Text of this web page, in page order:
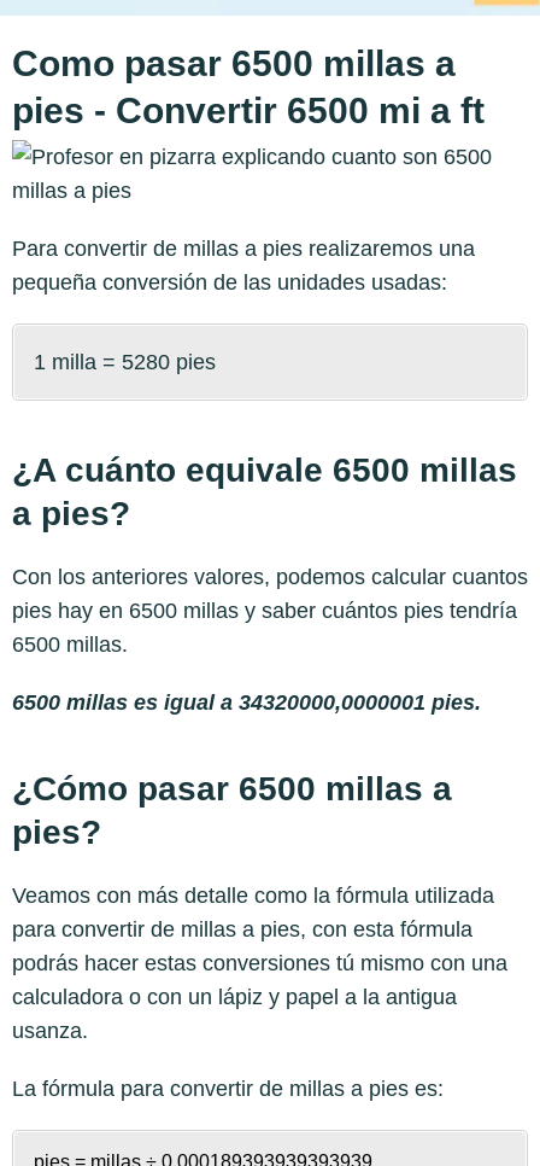
Como pasar 6500 millas a
pies - Convertir 6500 mi a ft
Para convertir de millas a pies realizaremos una
pequeña conversión de las unidades usadas:
1 milla = 5280 pies
¿A cuánto equivale 6500 millas
a pies?
Con los anteriores valores, podemos calcular cuantos
pies hay en 6500 millas y saber cuántos pies tendría
6500 millas.
6500 millas es igual a 34320000,0000001 pies.
¿Cómo pasar 6500 millas a
pies?
Veamos con más detalle como la fórmula utilizada
para convertir de millas a pies, con esta fórmula
podrás hacer estas conversiones tú mismo con una
calculadora o con un lápiz y papel a la antigua
usanza.
La fórmula para convertir de millas a pies es:
pies = millas ÷ 0,000189393939393939